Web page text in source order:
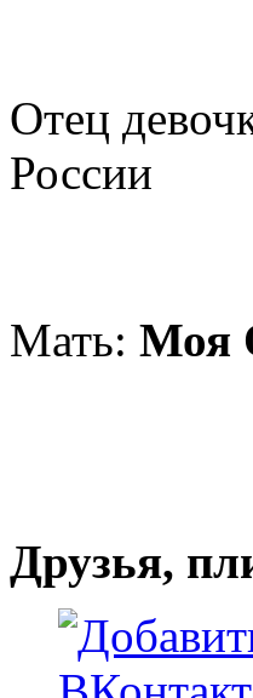
Отец
России
Мать: Моя
Друзья,